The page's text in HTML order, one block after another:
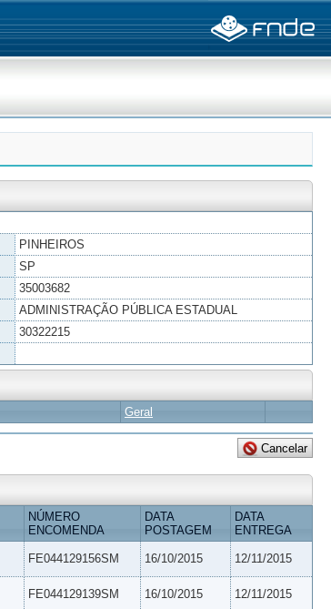
PINHEIROS
SP
35003682
ADMINISTRAÇÃO PÚBLICA ESTADUAL
30322215
Geral
NÚMERO
ENCOMENDA
DATA
POSTAGEM
DATA
ENTREGA
FE044129156SM 16/10/2015 12/11/2015
FE044129139SM 16/10/2015 12/11/2015